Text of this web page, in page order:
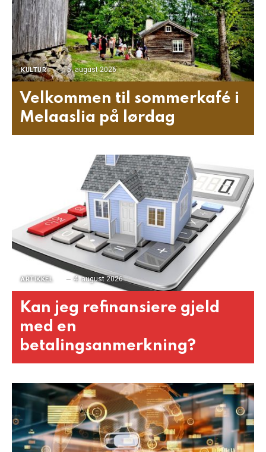
KULTUR 5. august 2026
Velkommen til sommerkafé i
Melaaslia på lørdag
ARTIKKEL 4. august 2026
Kan jeg refinansiere gjeld
med en
betalingsanmerkning?